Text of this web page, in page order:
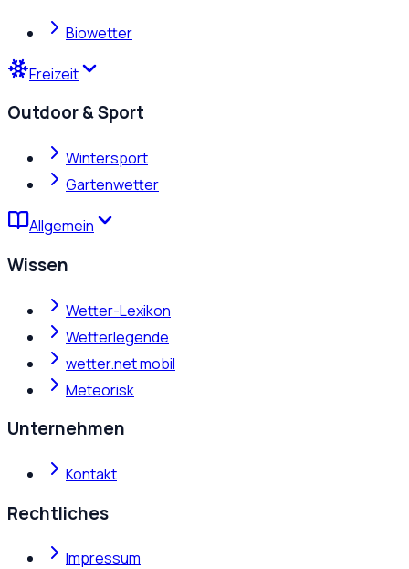
Biowetter
Freizeit
Outdoor & Sport
Wintersport
Gartenwetter
Allgemein
Wissen
Wetter-Lexikon
Wetterlegende
wetter.net mobil
Meteorisk
Unternehmen
Kontakt
Rechtliches
Impressum